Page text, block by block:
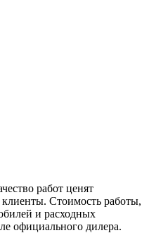
работ ценят
Стоимость работы,
и расходных
официального дилера.